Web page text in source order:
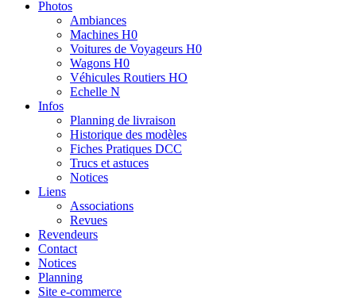
Photos
Ambiances
Machines H0
Voitures de Voyageurs H0
Wagons H0
Véhicules Routiers HO
Echelle N
Infos
Planning de livraison
Historique des modèles
Fiches Pratiques DCC
Trucs et astuces
Notices
Liens
Associations
Revues
Revendeurs
Contact
Notices
Planning
Site e-commerce